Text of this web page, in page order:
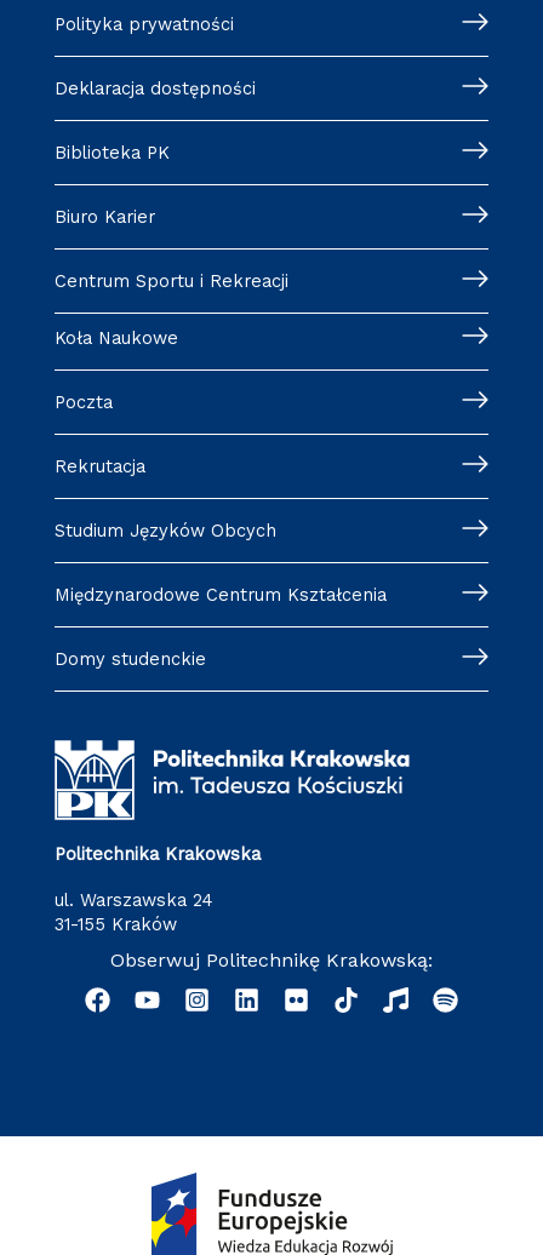
Polityka prywatności
Deklaracja dostępności
Biblioteka PK
Biuro Karier
Centrum Sportu i Rekreacji
Koła Naukowe
Poczta
Rekrutacja
Studium Języków Obcych
Międzynarodowe Centrum Kształcenia
Domy studenckie
Politechnika Krakowska
ul. Warszawska 24
31-155 Kraków
Obserwuj Politechnikę Krakowską: